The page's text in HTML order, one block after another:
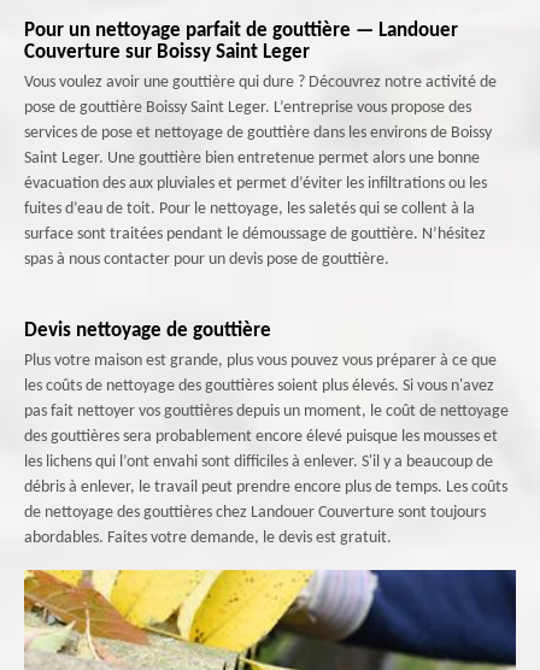
Pour un nettoyage parfait de gouttière — Landouer
Couverture sur Boissy Saint Leger
Vous voulez avoir une gouttière qui dure ? Découvrez notre activité de
pose de gouttière Boissy Saint Leger. L’entreprise vous propose des
services de pose et nettoyage de gouttière dans les environs de Boissy
Saint Leger. Une gouttière bien entretenue permet alors une bonne
évacuation des aux pluviales et permet d’éviter les infiltrations ou les
fuites d’eau de toit. Pour le nettoyage, les saletés qui se collent à la
surface sont traitées pendant le démoussage de gouttière. N’hésitez
spas à nous contacter pour un devis pose de gouttière.
Devis nettoyage de gouttière
Plus votre maison est grande, plus vous pouvez vous préparer à ce que
les coûts de nettoyage des gouttières soient plus élevés. Si vous n'avez
pas fait nettoyer vos gouttières depuis un moment, le coût de nettoyage
des gouttières sera probablement encore élevé puisque les mousses et
les lichens qui l’ont envahi sont difficiles à enlever. S'il y a beaucoup de
débris à enlever, le travail peut prendre encore plus de temps. Les coûts
de nettoyage des gouttières chez Landouer Couverture sont toujours
abordables. Faites votre demande, le devis est gratuit.